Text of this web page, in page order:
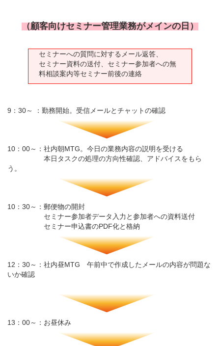
（顧客向けセミナー管理業務がメインの日）
セミナーへの質問に対するメール返答、
セミナー資料の送付、セミナー参加者への無
料相談案内等セミナー前後の連絡
9：30～ ：勤務開始。受信メールとチャットの確認
10：00～：社内朝MTG。今日の業務内容の説明を受ける
本日タスクの処理の方向性確認、アドバイスをもら
う。
10：30～：郵便物の開封
セミナー参加者データ入力と参加者への資料送付
セミナー申込書のPDF化と格納
12：30～：社内昼MTG 午前中で作成したメールの内容が問題な
いか確認
13：00～：お昼休み